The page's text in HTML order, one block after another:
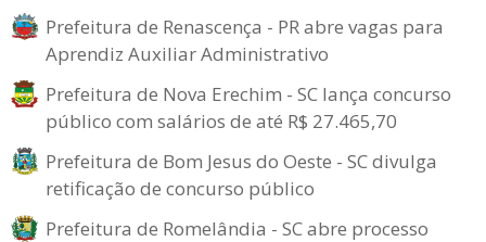
Prefeitura de Renascença - PR abre vagas para
Aprendiz Auxiliar Administrativo
Prefeitura de Nova Erechim - SC lança concurso
público com salários de até R$ 27.465,70
Prefeitura de Bom Jesus do Oeste - SC divulga
retificação de concurso público
Prefeitura de Romelândia - SC abre processo